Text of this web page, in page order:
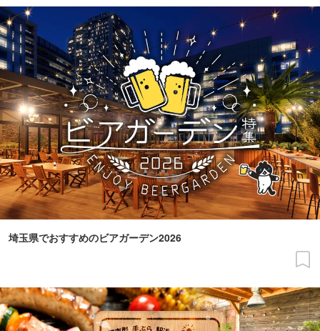
埼玉県でおすすめのビアガーデン2026